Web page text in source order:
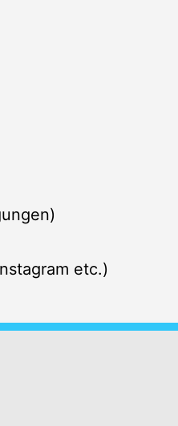
etc.)